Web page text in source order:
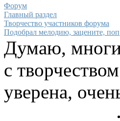
Форум
Главный раздел
Творчество участников форума
Подобрал мелодию, зацените,
Думаю,
с
уверена,